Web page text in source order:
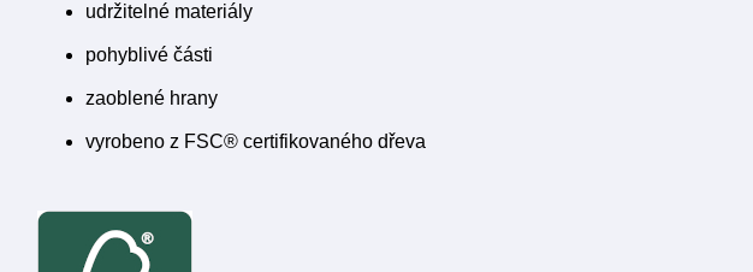
udržitelné materiály
pohyblivé části
zaoblené hrany
vyrobeno z FSC® certifikovaného dřeva